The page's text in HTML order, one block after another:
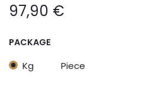
97,90 €
PACKAGE
Kg Piece